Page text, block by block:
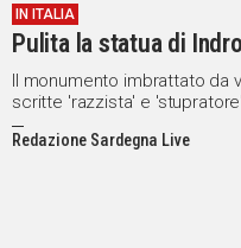
SULCIS
GALLURA
OGLIASTRA
MEDIO
CAMPIDANO
IN ITALIA
Pulita la statua di
Il monumento imbrattato da
scritte 'razzista' e 'stupratore'
Redazione Sardegna Live